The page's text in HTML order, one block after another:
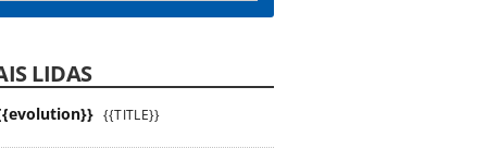
LIDAS
{{TITLE}}